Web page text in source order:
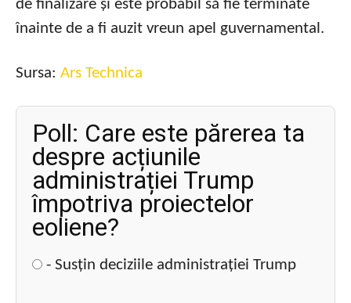
de finalizare și este probabil să fie terminate
înainte de a fi auzit vreun apel guvernamental.
Sursa: Ars Technica
Poll: Care este părerea ta
despre acțiunile
administrației Trump
împotriva proiectelor
eoliene?
- Susțin deciziile administrației Trump